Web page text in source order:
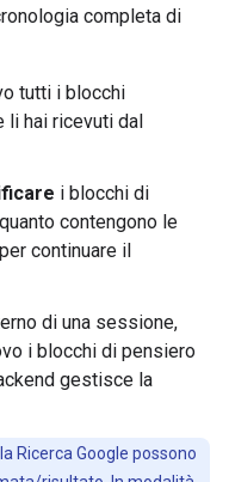
completa di
tutti i blocchi
li hai ricevuti dal
i blocchi di
contengono le
continuare il
di una sessione,
i blocchi di pensiero
gestisce la
Ricerca Google possono